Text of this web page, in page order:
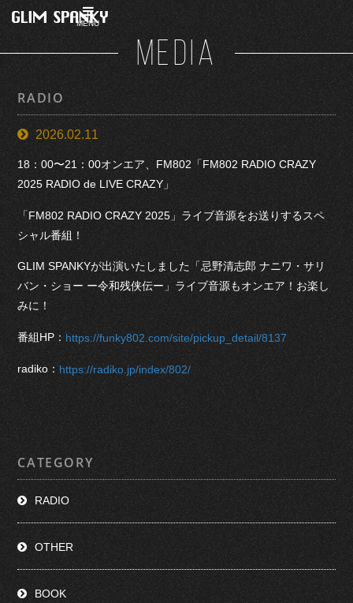
MENU
MEDIA
RADIO
2026.02.11
18：00〜21：00オンエア、FM802「FM802 RADIO CRAZY
2025 RADIO de LIVE CRAZY」
「FM802 RADIO CRAZY 2025」ライブ音源をお送りするスペ
シャル番組！
GLIM SPANKYが出演いたしました「忌野清志郎 ナニワ・サリ
バン・ショー ー令和残侠伝ー」ライブ音源もオンエア！お楽し
みに！
番組HP： https://funky802.com/site/pickup_detail/8137
radiko： https://radiko.jp/index/802/
CATEGORY
RADIO
OTHER
BOOK